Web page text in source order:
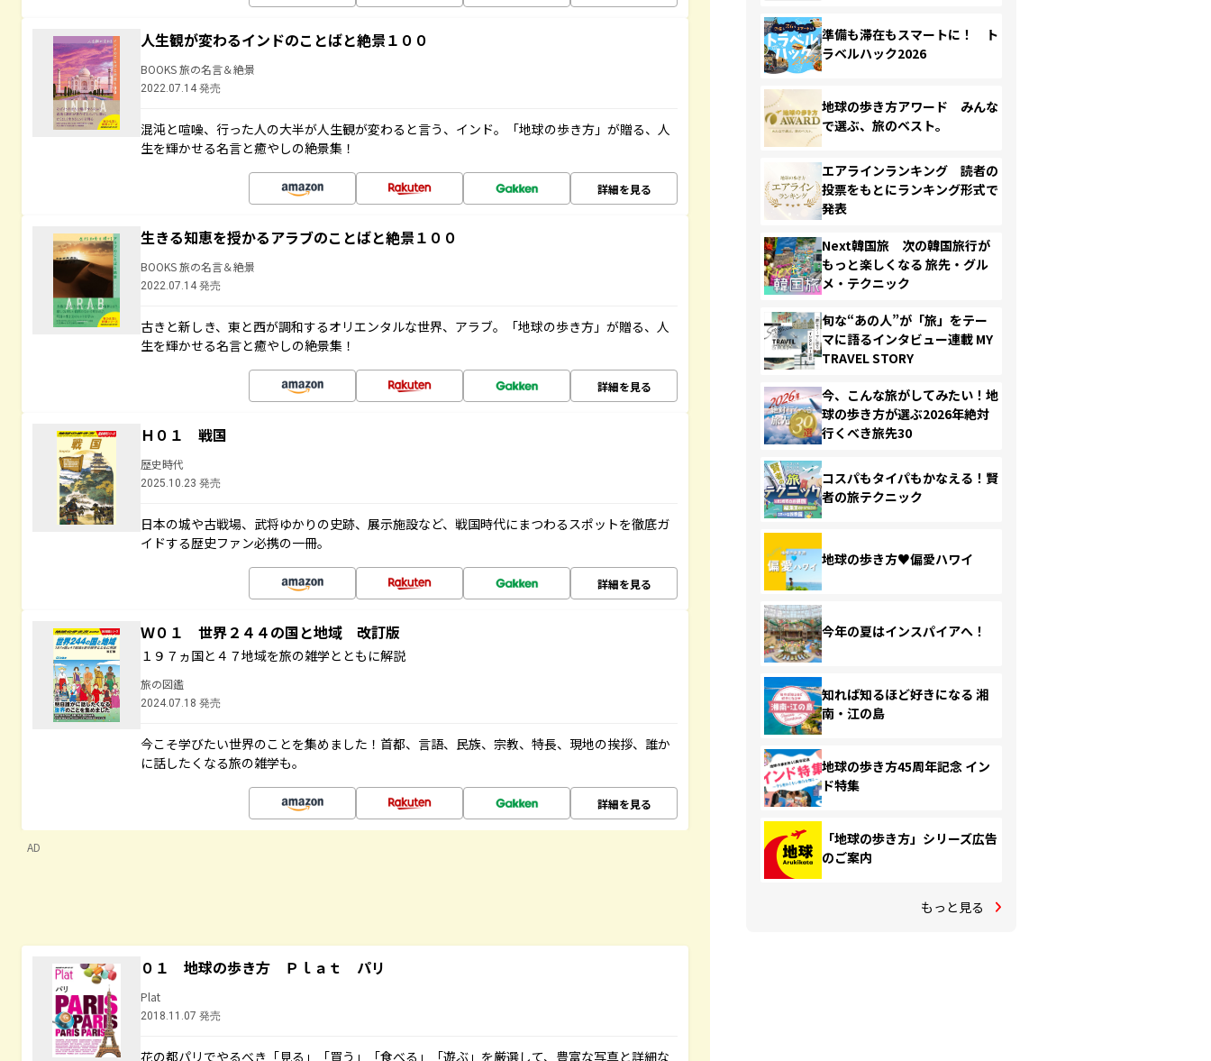
人生観が変わるインドのことばと絶景１００
BOOKS 旅の名言＆絶景
2022.07.14 発売
混沌と喧噪、行った人の大半が人生観が変わると言う、インド。「地球の歩き方」が贈る、人
生を輝かせる名言と癒やしの絶景集！
詳細を見る
生きる知恵を授かるアラブのことばと絶景１００
BOOKS 旅の名言＆絶景
2022.07.14 発売
古きと新しき、東と西が調和するオリエンタルな世界、アラブ。「地球の歩き方」が贈る、人
生を輝かせる名言と癒やしの絶景集！
詳細を見る
Ｈ０１ 戦国
歴史時代
2025.10.23 発売
日本の城や古戦場、武将ゆかりの史跡、展示施設など、戦国時代にまつわるスポットを徹底ガ
イドする歴史ファン必携の一冊。
詳細を見る
Ｗ０１ 世界２４４の国と地域 改訂版
１９７ヵ国と４７地域を旅の雑学とともに解説
旅の図鑑
2024.07.18 発売
今こそ学びたい世界のことを集めました！首都、言語、民族、宗教、特長、現地の挨拶、誰か
に話したくなる旅の雑学も。
詳細を見る
AD
０１ 地球の歩き方 Ｐｌａｔ パリ
Plat
2018.11.07 発売
花の都パリでやるべき「見る」「買う」「食べる」「遊ぶ」を厳選して、豊富な写真と詳細な
準備も滞在もスマートに！ ト
ラベルハック2026
地球の歩き方アワード みんな
で選ぶ、旅のベスト。
エアラインランキング 読者の
投票をもとにランキング形式で
発表
Next韓国旅 次の韓国旅行が
もっと楽しくなる 旅先・グル
メ・テクニック
旬な“あの人”が「旅」をテー
マに語るインタビュー連載 MY
TRAVEL STORY
今、こんな旅がしてみたい！地
球の歩き方が選ぶ2026年絶対
行くべき旅先30
コスパもタイパもかなえる！賢
者の旅テクニック
地球の歩き方♥偏愛ハワイ
今年の夏はインスパイアへ！
知れば知るほど好きになる 湘
南・江の島
地球の歩き方45周年記念 イン
ド特集
「地球の歩き方」シリーズ広告
のご案内
もっと見る